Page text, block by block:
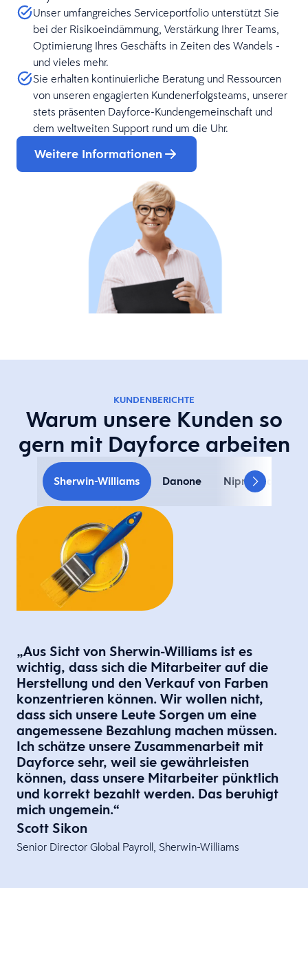
Unser umfangreiches Serviceportfolio unterstützt Sie
bei der Risikoeindämmung, Verstärkung Ihrer Teams,
Optimierung Ihres Geschäfts in Zeiten des Wandels -
und vieles mehr.
Sie erhalten kontinuierliche Beratung und Ressourcen
von unseren engagierten Kundenerfolgsteams, unserer
stets präsenten Dayforce-Kundengemeinschaft und
dem weltweiten Support rund um die Uhr.
Weitere Informationen
KUNDENBERICHTE
Warum unsere Kunden so
gern mit Dayforce arbeiten
Sherwin-Williams Danone Nipro
„Aus Sicht von Sherwin-Williams ist es
wichtig, dass sich die Mitarbeiter auf die
Herstellung und den Verkauf von Farben
konzentrieren können. Wir wollen nicht,
dass sich unsere Leute Sorgen um eine
angemessene Bezahlung machen müssen.
Ich schätze unsere Zusammenarbeit mit
Dayforce sehr, weil sie gewährleisten
können, dass unsere Mitarbeiter pünktlich
und korrekt bezahlt werden. Das beruhigt
mich ungemein.“​
Scott Sikon
Senior Director Global Payroll​, Sherwin-Williams